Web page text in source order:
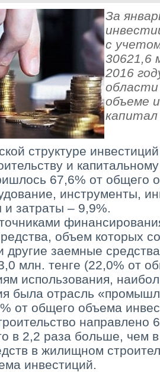
За
с
30621,6
2016
области
объеме
структуре
и
67,6% от общего
инструменты,
и затраты – 9,9%.
объем которых
другие заемные
млн. тенге (22,0% от
использования,
была отрасль
от общего объема
направлено
в 2,2 раза больше, чем
в жилищном
инвестиций.